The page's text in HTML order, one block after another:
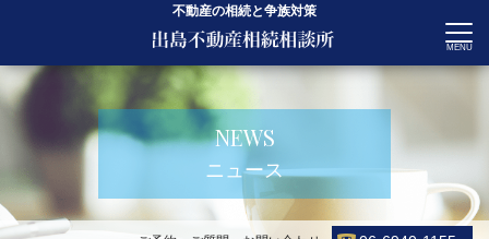
不動産の相続と争族対策
CONTACT
NEWS
ニュース